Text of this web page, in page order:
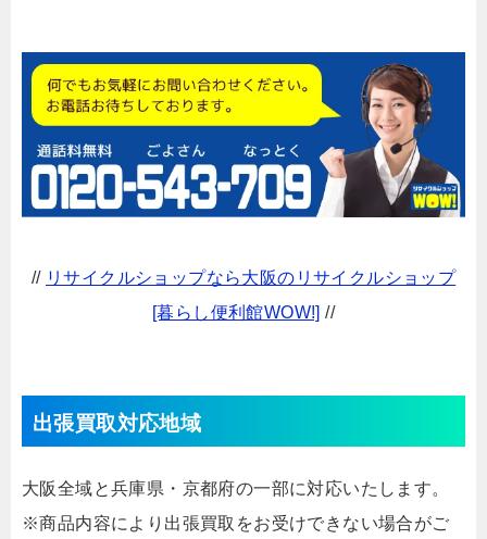
// リサイクルショップなら大阪のリサイクルショップ
[暮らし便利館WOW!] //
出張買取対応地域
大阪全域と兵庫県・京都府の一部に対応いたします。
※商品内容により出張買取をお受けできない場合がご